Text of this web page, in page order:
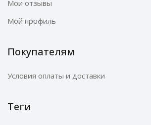
Мои отзывы
Мой профиль
Покупателям
Условия оплаты и доставки
Теги